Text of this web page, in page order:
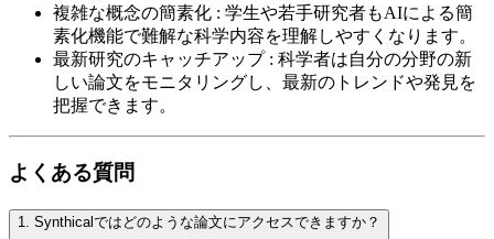
複雑な概念の簡素化 : 学生や若手研究者もAIによる簡
素化機能で難解な科学内容を理解しやすくなります。
最新研究のキャッチアップ: 科学者は自分の分野の新
しい論文をモニタリングし、最新のトレンドや発見を
把握できます。
よくある質問
1 Synthicalではどのような論文にアクセスできますか？